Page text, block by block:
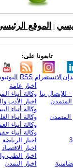
الموقع
تابعونا على:
RSS الانستغرام
للإتصال بنا
المتمدن
أخبار عامة
وكالة أنباء
اخبار الأدب
وكالة أنباء
وكالة أنباء
وكالة أنباء
وكالة أنباء
اخبار الرياضة
اخبار الاقتصاد
اخبار الطب
اخبار التمدن